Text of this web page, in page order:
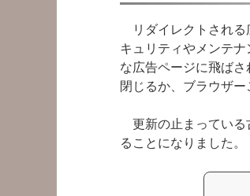
リダイレクトされる
キュリティやメンテ
な広告ページに飛ば
閉じるか、ブラウザー
更新の止まっている
ることになりました。